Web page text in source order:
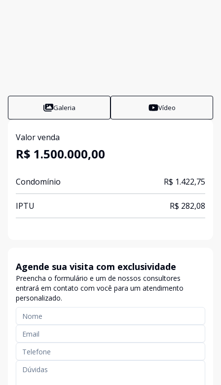
Galeria Vídeo
Valor venda
R$ 1.500.000,00
Condomínio R$ 1.422,75
IPTU R$ 282,08
Agende sua visita com exclusividade
Preencha o formulário e um de nossos consultores
entrará em contato com você para um atendimento
personalizado.